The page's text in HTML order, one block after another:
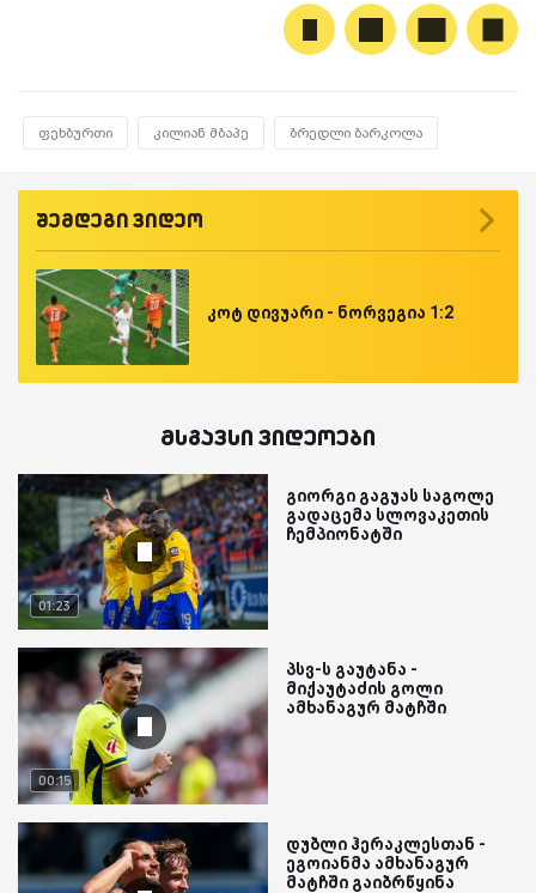
ფეხბურთი კილიან მბაპე ბრედლი ბარკოლა
შემდეგი ვიდეო
კოტ დივუარი - ნორვეგია 1:2
მსგავსი ვიდეოები
01:23
გიორგი გაგუას საგოლე
გადაცემა სლოვაკეთის
ჩემპიონატში
00:15
პსვ-ს გაუტანა -
მიქაუტაძის გოლი
ამხანაგურ მატჩში
დუბლი ჰერაკლესთან -
ეგოიანმა ამხანაგურ
მატჩში გაიბრწყინა